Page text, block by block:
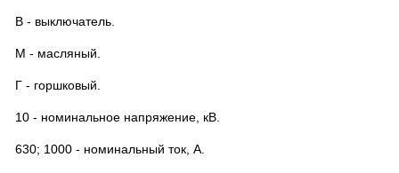
В - выключатель.
М - масляный.
Г - горшковый.
10 - номинальное напряжение, кВ.
630; 1000 - номинальный ток, А.